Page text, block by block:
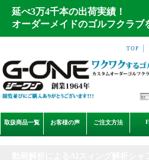
延べ3万4千本の出荷実績！
オーダーメイドのゴルフクラブ
TOP
取扱商品一覧 お客様の声 ご注文方法